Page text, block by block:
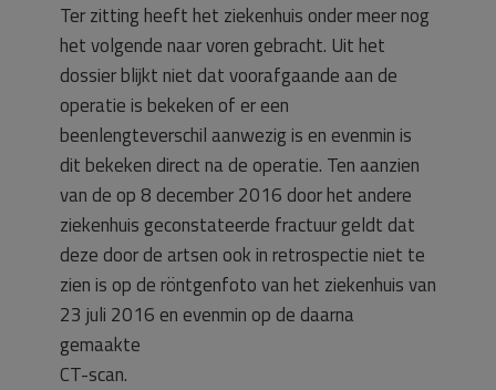
Ter zitting heeft het ziekenhuis onder meer nog
het volgende naar voren gebracht. Uit het
dossier blijkt niet dat voorafgaande aan de
operatie is bekeken of er een
beenlengteverschil aanwezig is en evenmin is
dit bekeken direct na de operatie. Ten aanzien
van de op 8 december 2016 door het andere
ziekenhuis geconstateerde fractuur geldt dat
deze door de artsen ook in retrospectie niet te
zien is op de röntgenfoto van het ziekenhuis van
23 juli 2016 en evenmin op de daarna
gemaakte
CT-scan.